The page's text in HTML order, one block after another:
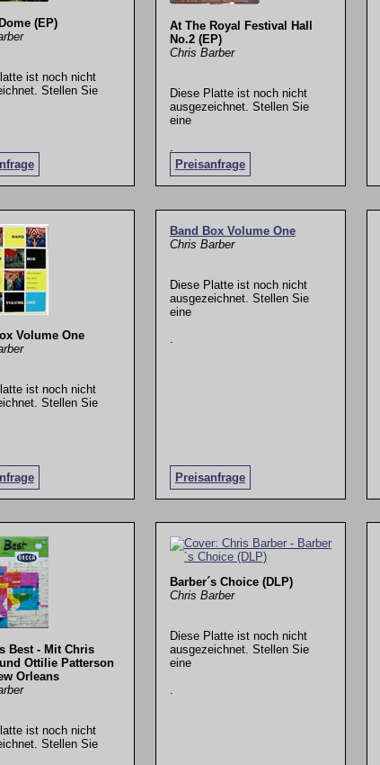
(EP)
ist noch nicht
Stellen Sie
At The Royal Festival Hall
No.2 (EP)
Chris Barber
Diese Platte ist noch nicht
ausgezeichnet. Stellen Sie
eine
Preisanfrage
Volume One
ist noch nicht
Stellen Sie
Band Box Volume One
Chris Barber
Diese Platte ist noch nicht
ausgezeichnet. Stellen Sie
eine
Preisanfrage
Best - Mit Chris
Ottilie Patterson
Orleans
ist noch nicht
Stellen Sie
Barber´s Choice (DLP)
Chris Barber
Diese Platte ist noch nicht
ausgezeichnet. Stellen Sie
eine